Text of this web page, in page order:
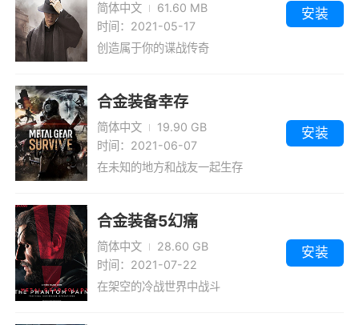
简体中文
61.60 MB
时间：2021-05-17
创造属于你的谍战传奇
安装
合金装备幸存
简体中文
19.90 GB
时间：2021-06-07
在未知的地方和战友一起生存
安装
合金装备5幻痛
简体中文
28.60 GB
时间：2021-07-22
在架空的冷战世界中战斗
安装